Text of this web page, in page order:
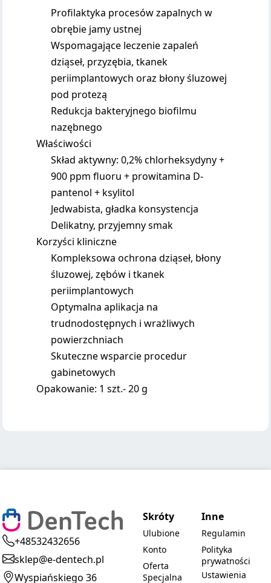
Profilaktyka procesów zapalnych w
obrębie jamy ustnej
Wspomagające leczenie zapaleń
dziąseł, przyzębia, tkanek
periimplantowych oraz błony śluzowej
pod protezą
Redukcja bakteryjnego biofilmu
nazębnego
Właściwości
Skład aktywny: 0,2% chlorheksydyny +
900 ppm fluoru + prowitamina D-
pantenol + ksylitol
Jedwabista, gładka konsystencja
Delikatny, przyjemny smak
Korzyści kliniczne
Kompleksowa ochrona dziąseł, błony
śluzowej, zębów i tkanek
periimplantowych
Optymalna aplikacja na
trudnodostępnych i wrażliwych
powierzchniach
Skuteczne wsparcie procedur
gabinetowych
Opakowanie: 1 szt.- 20 g
+48532432656
sklep@e-dentech.pl
Wyspiańskiego 36
Skróty
Ulubione
Konto
Oferta
Specjalna
Inne
Regulamin
Polityka
prywatności
Ustawienia